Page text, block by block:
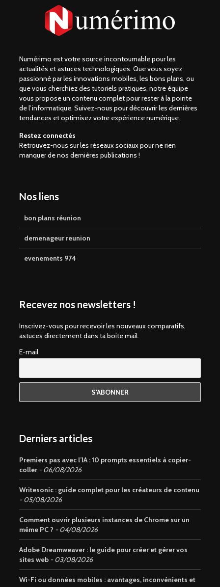
Numérimo est votre source incontournable pour les
actualités et astuces technologiques. Que vous soyez
passionné par les innovations mobiles, les bons plans, ou
que vous cherchiez des tutoriels pratiques, notre équipe
vous propose un contenu complet pour rester à la pointe
de l’informatique. Suivez-nous pour découvrir les dernières
tendances et optimisez votre expérience numérique.
Restez connectés
Retrouvez-nous sur les réseaux sociaux pour ne rien
manquer de nos dernières publications !
Nos liens
bon plans réunion
demenageur reunion
evenements 974
Recevez nos newsletters !
Inscrivez-vous pour recevoir les nouveaux comparatifs,
astuces directement dans ta boite mail.
E-mail
Derniers articles
Premiers pas avec l’IA : 10 prompts essentiels à copier-
coller
06/08/2026
Writesonic : guide complet pour les créateurs de contenu
05/08/2026
Comment ouvrir plusieurs instances de Chrome sur un
même PC ?
04/08/2026
Adobe Dreamweaver : le guide pour créer et gérer vos
sites web
03/08/2026
Wi-Fi ou données mobiles : avantages, inconvénients et